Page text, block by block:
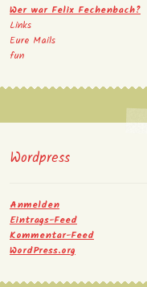
Wer war Felix Fechenbach?
Links
Eure Mails
fun
Wordpress
Anmelden
Eintrags-Feed
Kommentar-Feed
WordPress.org